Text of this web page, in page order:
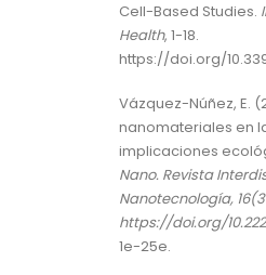
Cell-Based Studies.
Health, 1-18.
https://doi.org/
Vázquez-Núñez, E.
nanomateriales en
implicaciones
Nano. Revista
Nanotecnología,
https://doi.org/
1e-25e.